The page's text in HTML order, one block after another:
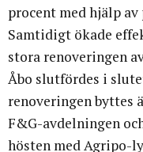
procent med hjälp
Samtidigt ökade
stora renoveringen
Åbo slutfördes i
renoveringen byttes
F&G-avdelningen
hösten med Agripo-